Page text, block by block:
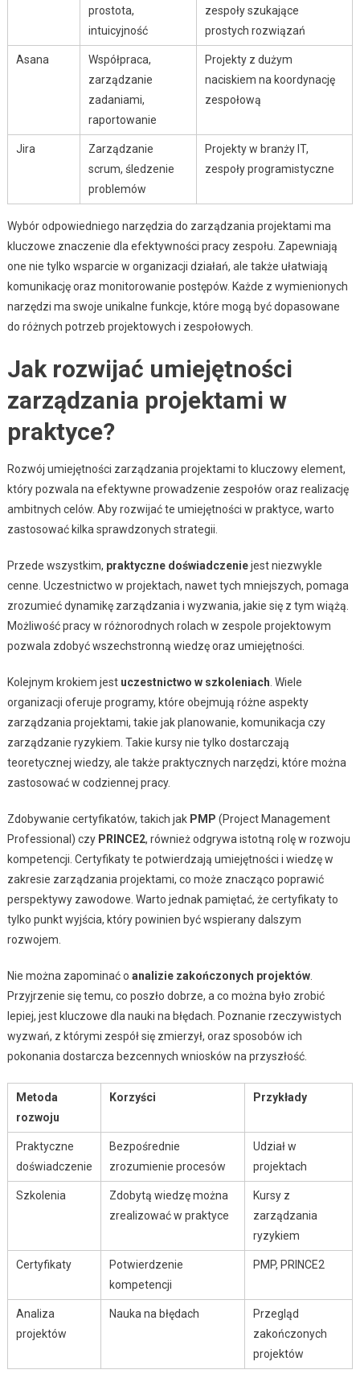
prostota,
intuicyjność
zespoły szukające
prostych rozwiązań
Asana
Współpraca,
zarządzanie
zadaniami,
raportowanie
Projekty z dużym
naciskiem na koordynację
zespołową
Jira
Zarządzanie
scrum, śledzenie
problemów
Projekty w branży IT,
zespoły programistyczne
Wybór odpowiedniego narzędzia do zarządzania projektami ma
kluczowe znaczenie dla efektywności pracy zespołu. Zapewniają
one nie tylko wsparcie w organizacji działań, ale także ułatwiają
komunikację oraz monitorowanie postępów. Każde z wymienionych
narzędzi ma swoje unikalne funkcje, które mogą być dopasowane
do różnych potrzeb projektowych i zespołowych.
Jak rozwijać umiejętności
zarządzania projektami w
praktyce?
Rozwój umiejętności zarządzania projektami to kluczowy element,
który pozwala na efektywne prowadzenie zespołów oraz realizację
ambitnych celów. Aby rozwijać te umiejętności w praktyce, warto
zastosować kilka sprawdzonych strategii.
Przede wszystkim, praktyczne doświadczeniejest niezwykle
cenne. Uczestnictwo w projektach, nawet tych mniejszych, pomaga
zrozumieć dynamikę zarządzania i wyzwania, jakie się z tym wiążą.
Możliwość pracy w różnorodnych rolach w zespole projektowym
pozwala zdobyć wszechstronną wiedzę oraz umiejętności.
Kolejnym krokiem jest uczestnictwo w szkoleniach. Wiele
organizacji oferuje programy, które obejmują różne aspekty
zarządzania projektami, takie jak planowanie, komunikacja czy
zarządzanie ryzykiem. Takie kursy nie tylko dostarczają
teoretycznej wiedzy, ale także praktycznych narzędzi, które można
zastosować w codziennej pracy.
Zdobywanie certyfikatów, takich jak PMP (Project Management
Professional) czy PRINCE2, również odgrywa istotną rolę w rozwoju
kompetencji. Certyfikaty te potwierdzają umiejętności i wiedzę w
zakresie zarządzania projektami, co może znacząco poprawić
perspektywy zawodowe. Warto jednak pamiętać, że certyfikaty to
tylko punkt wyjścia, który powinien być wspierany dalszym
rozwojem.
Nie można zapominać o analizie zakończonych projektów.
Przyjrzenie się temu, co poszło dobrze, a co można było zrobić
lepiej, jest kluczowe dla nauki na błędach. Poznanie rzeczywistych
wyzwań, z którymi zespół się zmierzył, oraz sposobów ich
pokonania dostarcza bezcennych wniosków na przyszłość.
Metoda
rozwoju
Korzyści Przykłady
Praktyczne
doświadczenie
Bezpośrednie
zrozumienie procesów
Udział w
projektach
Szkolenia
Zdobytą wiedzę można
zrealizować w praktyce
Kursy z
zarządzania
ryzykiem
Certyfikaty
Potwierdzenie
kompetencji
PMP, PRINCE2
Analiza
projektów
Nauka na błędach
Przegląd
zakończonych
projektów